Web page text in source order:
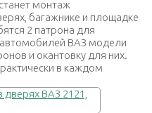
монтаж
багажнике и площадке
2 патрона для
автомобилей ВАЗ модели
и окантовку для них.
в каждом